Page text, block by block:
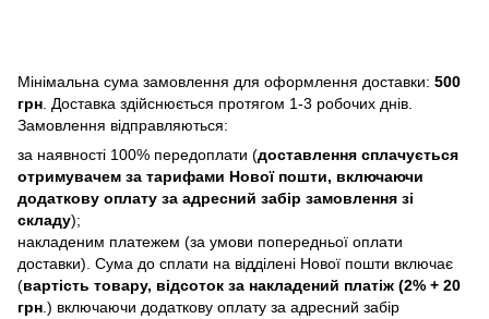
Мінімальна сума замовлення для оформлення доставки: 500
грн. Доставка здійснюється протягом 1-3 робочих днів.
Замовлення відправляються:
за наявності 100% передоплати (доставлення сплачується
отримувачем за тарифами Нової пошти, включаючи
додаткову оплату за адресний забір замовлення зі
складу);
накладеним платежем (за умови попередньої оплати
доставки). Сума до сплати на відділені Нової пошти включає
(вартість товару, відсоток за накладений платіж (2% + 20
грн.) включаючи додаткову оплату за адресний забір